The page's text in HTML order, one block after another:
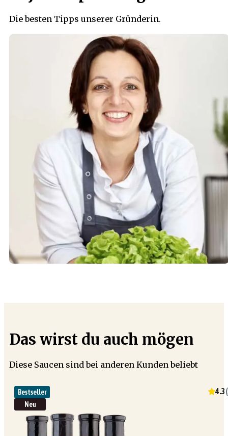
Die besten Tipps unserer Gründerin.
Das wirst du auch mögen
Diese Saucen sind bei anderen Kunden beliebt
Bestseller
Neu
4.3(